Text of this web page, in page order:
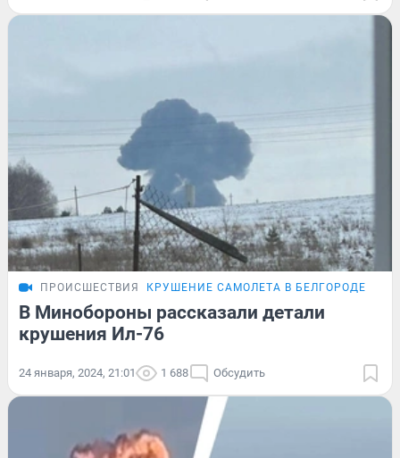
ПРОИСШЕСТВИЯ КРУШЕНИЕ САМОЛЕТА В БЕЛГОРОДЕ
В Минобороны рассказали детали
крушения Ил-76
24 января, 2024, 21:01 1 688 Обсудить